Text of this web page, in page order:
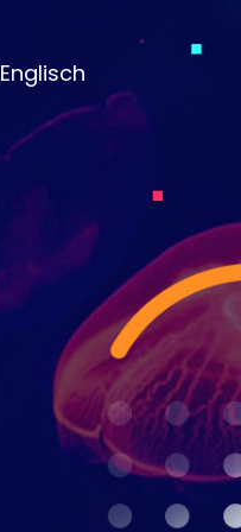
Englisch